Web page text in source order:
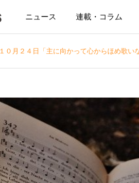
ニュース 連載・コラム
１０月２４日「主に向かって心からほめ歌い